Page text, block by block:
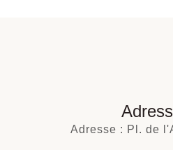
Adresse : Pl. de